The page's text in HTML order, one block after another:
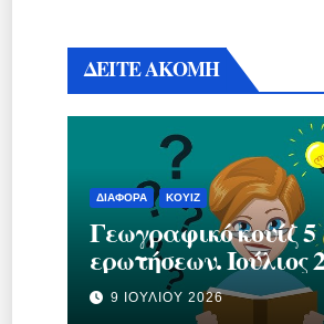
ΔΕΙΤΕ ΑΚΟΜΗ
ΔΙΆΦΟΡΑ ΚΟΥΊΖ
Γεωγραφικό κουίζ 5
ερωτήσεων. Ιούλιος
9 ΙΟΥΛΊΟΥ 2026